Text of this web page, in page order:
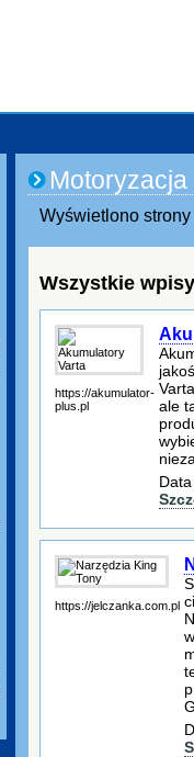
Motoryzacja
Wyświetlono
Wszystkie
https://akumulator-
plus.pl
ale
https://jelczanka.com.pl